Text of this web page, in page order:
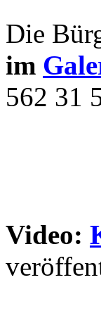
Die
im
562 31
Video: